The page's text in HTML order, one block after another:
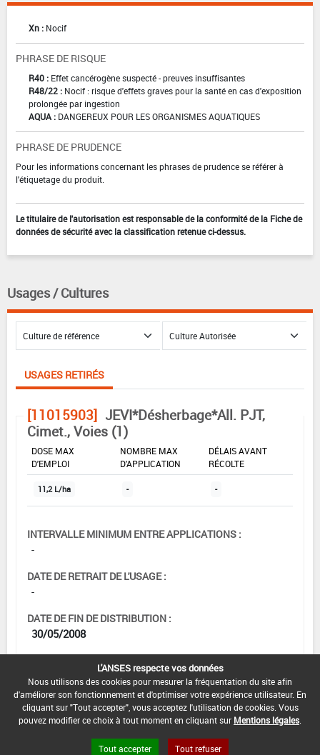
Xn : Nocif
PHRASE DE RISQUE
R40 : Effet cancérogène suspecté - preuves insuffisantes
R48/22 : Nocif : risque d'effets graves pour la santé en cas d'exposition
prolongée par ingestion
AQUA : DANGEREUX POUR LES ORGANISMES AQUATIQUES
PHRASE DE PRUDENCE
Pour les informations concernant les phrases de prudence se référer à
l'étiquetage du produit.
Le titulaire de l'autorisation est responsable de la conformité de la Fiche de
données de sécurité avec la classification retenue ci-dessus.
Usages / Cultures
USAGES RETIRÉS
[11015903] JEVI*Désherbage*All. PJT,
Cimet., Voies (1)
DOSE MAX
D'EMPLOI
NOMBRE MAX
D'APPLICATION
DÉLAIS AVANT
RÉCOLTE
11,2 L/ha - -
INTERVALLE MINIMUM ENTRE APPLICATIONS :
-
DATE DE RETRAIT DE L'USAGE :
-
DATE DE FIN DE DISTRIBUTION :
30/05/2008
DATE DE FIN D'UTILISATION :
13/12/2008
L'ANSES respecte vos données
Nous utilisons des cookies pour mesurer la fréquentation du site afin
d'améliorer son fonctionnement et d'optimiser votre expérience utilisateur. En
cliquant sur "Tout accepter", vous acceptez l'utilisation de cookies. Vous
pouvez modifier ce choix à tout moment en cliquant sur Mentions légales
Tout accepter Tout refuser